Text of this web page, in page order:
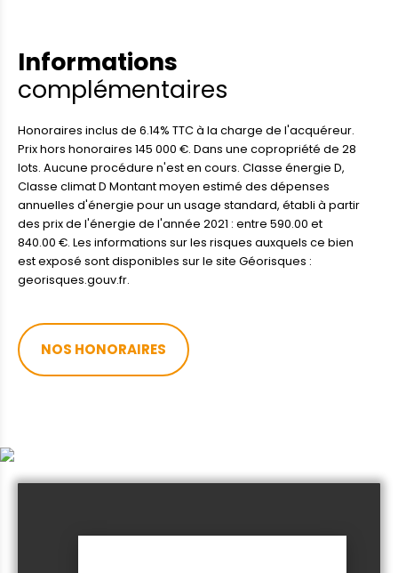
Informations
complémentaires
Honoraires inclus de 6.14% TTC à la charge de l'acquéreur.
Prix hors honoraires 145 000 €. Dans une copropriété de 28
lots. Aucune procédure n'est en cours. Classe énergie D,
Classe climat D Montant moyen estimé des dépenses
annuelles d'énergie pour un usage standard, établi à partir
des prix de l'énergie de l'année 2021 : entre 590.00 et
840.00 €. Les informations sur les risques auxquels ce bien
est exposé sont disponibles sur le site Géorisques :
georisques.gouv.fr.
NOS HONORAIRES